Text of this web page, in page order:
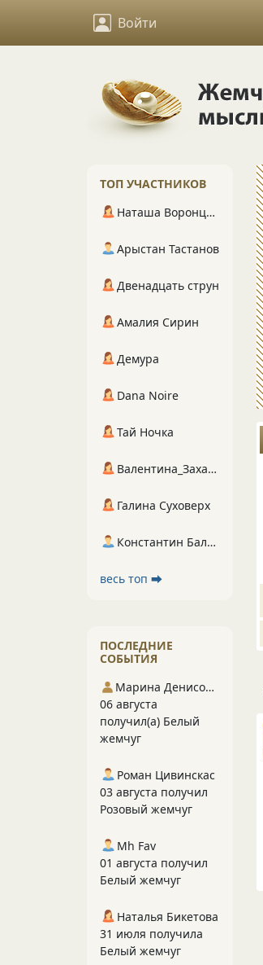
Войти
ТОП УЧАСТНИКОВ
Наташа Воронцова
Арыстан Тастанов
Двенадцать струн
Амалия Сирин
Демура
Dana Noire
Тай Ночка
Валентина_Захарова
Галина Суховерх
Константин Балухта
весь топ ⮕
ПОСЛЕДНИЕ
СОБЫТИЯ
Марина Денисова 5
06 августа
получил(а) Белый
жемчуг
Роман Цивинскас
03 августа получил
Розовый жемчуг
Mh Fav
01 августа получил
Белый жемчуг
Наталья Бикетова
31 июля получила
Белый жемчуг